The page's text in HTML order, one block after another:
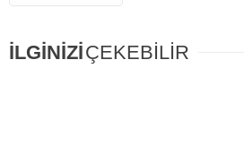
İLGİNİZİÇEKEBİLİR